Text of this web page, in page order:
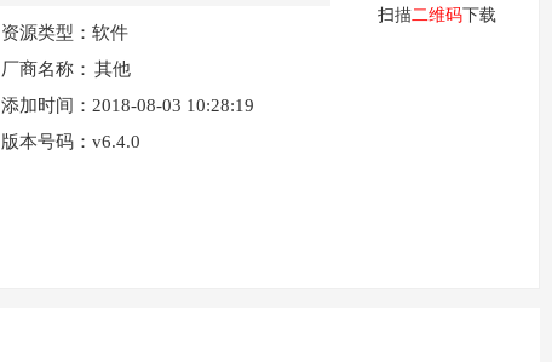
资源类型：软件
厂商名称： 其他
添加时间：2018-08-03 10:28:19
版本号码：v6.4.0
扫描二维码下载